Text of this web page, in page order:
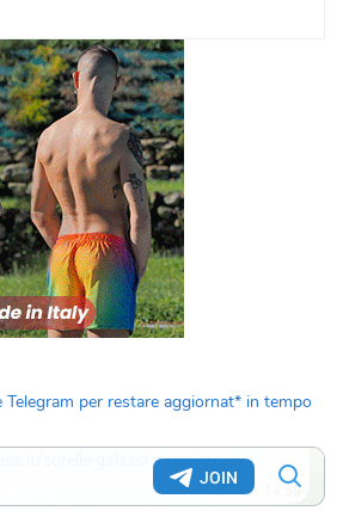
per restare aggiornat* in tempo